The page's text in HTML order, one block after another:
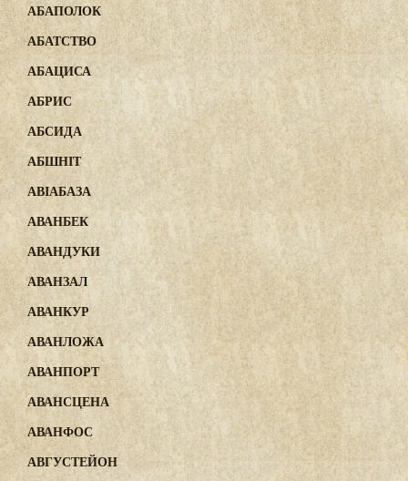
АБАПОЛОК
АБАТСТВО
АБАЦИСА
АБРИС
АБСИДА
АБШНІТ
АВІАБАЗА
АВАНБЕК
АВАНДУКИ
АВАНЗАЛ
АВАНКУР
АВАНЛОЖА
АВАНПОРТ
АВАНСЦЕНА
АВАНФОС
АВГУСТЕЙОН